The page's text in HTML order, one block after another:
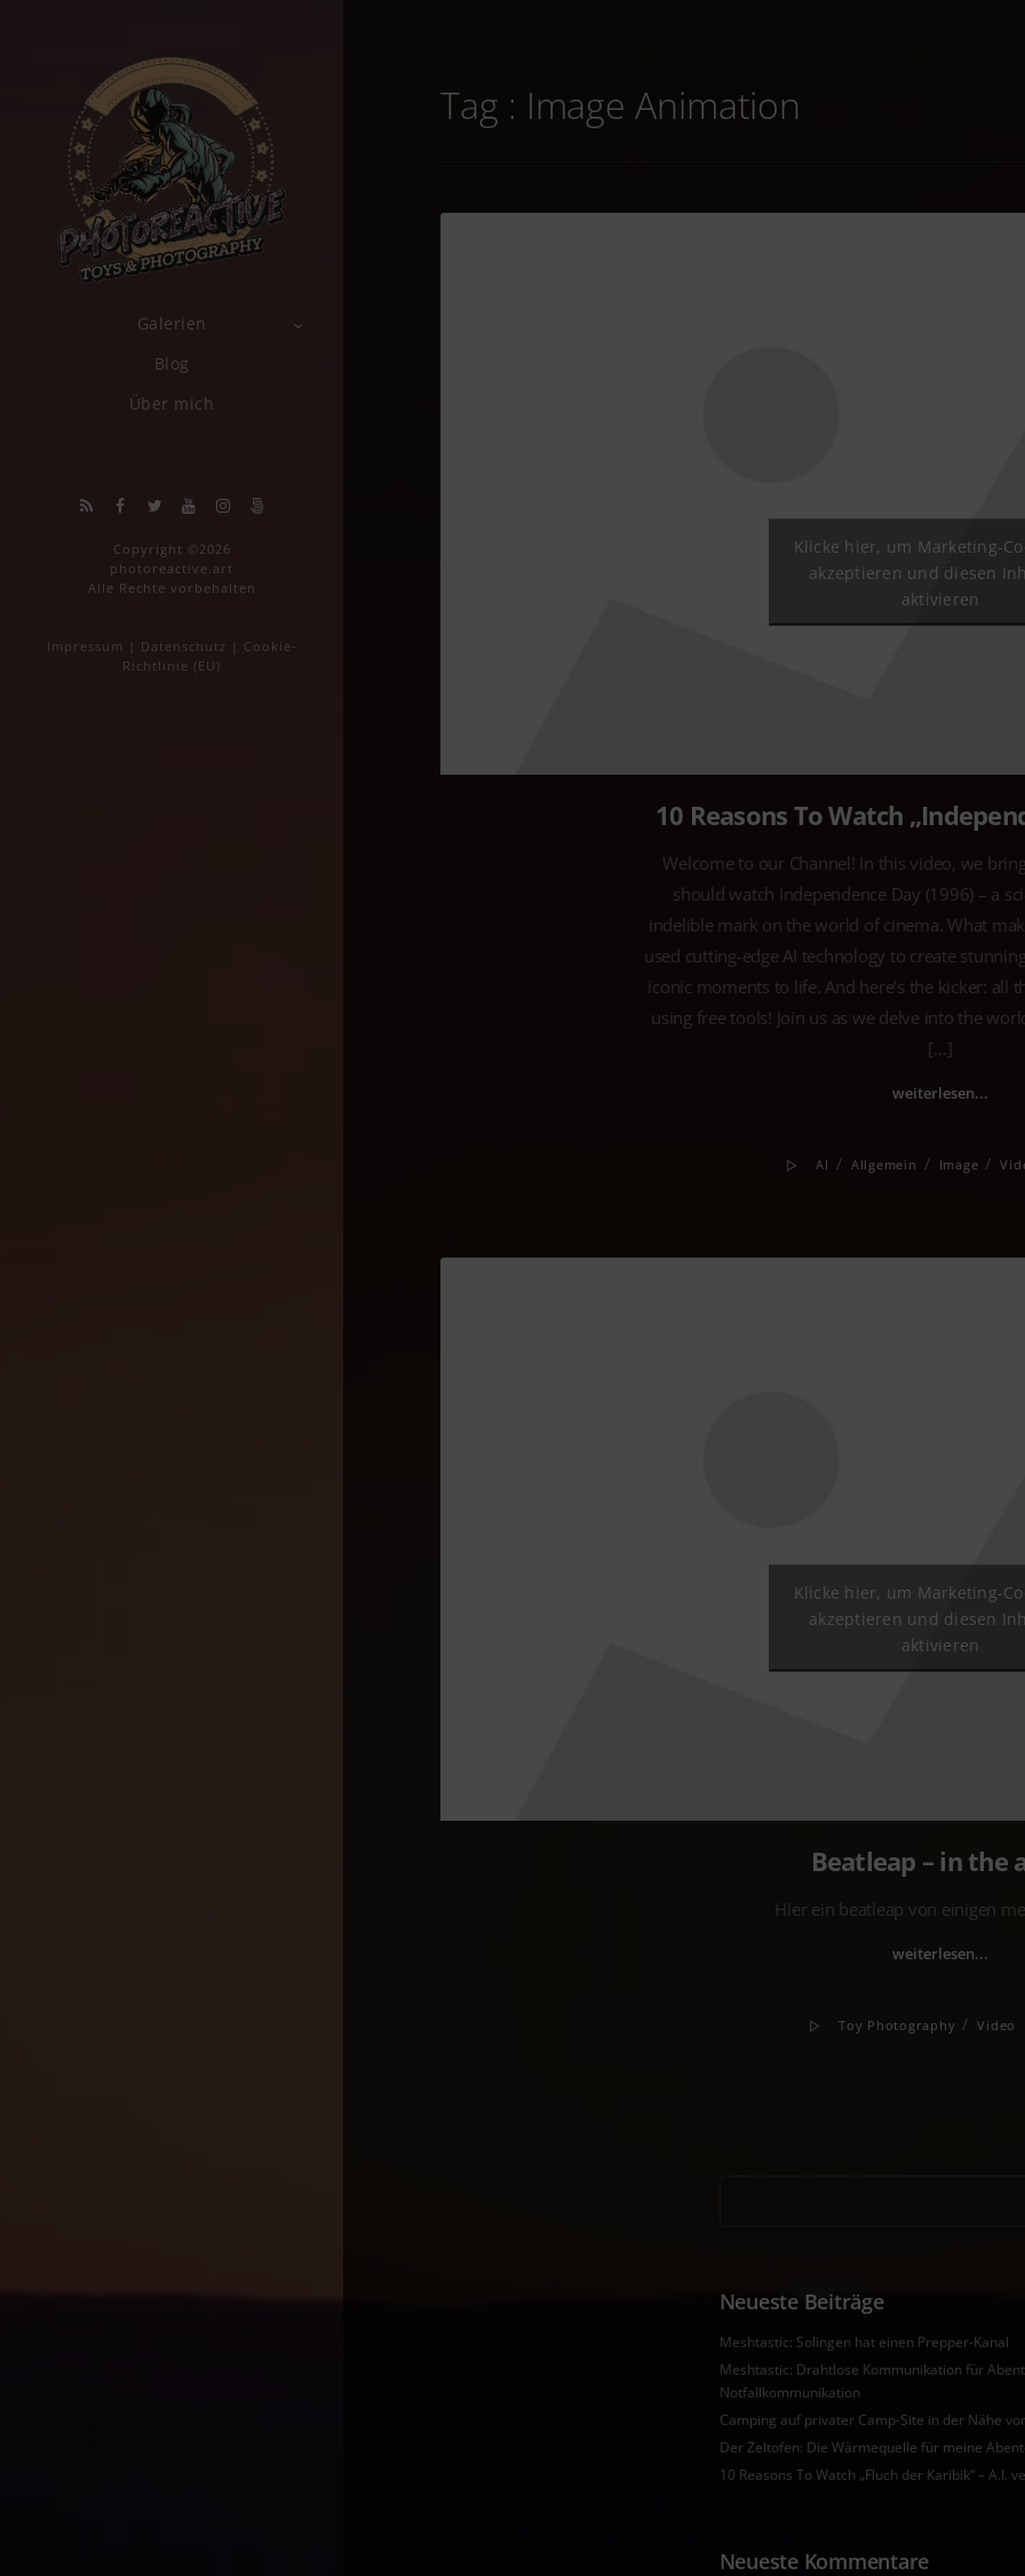
Galerien
Blog
Über mich
Copyright ©2026
photoreactive.art
Alle Rechte vorbehalten
Impressum Datenschutz
Cookie-
Richtlinie (EU)
Tag : Image Animation
Klicke hier, um Marketing-
akzeptieren und diesen
aktivieren
10 Reasons To Watch
Welcome to our Channel! In this video, we
should watch Independence Day (1996) – a
indelible mark on the world of cinema. What
used cutting-edge AI technology to create
iconic moments to life. And here’s the kicker: all
using free tools! Join us as we delve into the
[…]
weiterlesen...
AI / Allgemein / Image /
Klicke hier, um Marketing-
akzeptieren und diesen
aktivieren
Beatleap – in the
Hier ein beatleap von einigen
weiterlesen...
Toy Photography /Video
Neueste Beiträge
Meshtastic: Solingen hat einen Prepper-Kanal
Meshtastic: Drahtlose Kommunikation für
Notfallkommunikation
Camping auf privater Camp-Site in der Nähe
Der Zeltofen: Die Wärmequelle für meine
10 Reasons To Watch „Fluch der Karibik“ – A.I.
Neueste Kommentare